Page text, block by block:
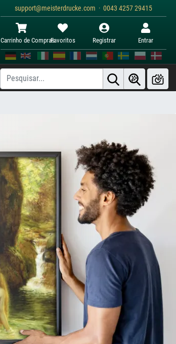
support@meisterdrucke.com · 0043 4257 29415
Carrinho de ComprasFavoritos Registrar Entrar